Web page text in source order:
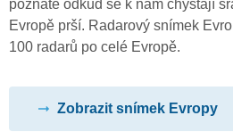
poznáte odkud se k nám chystají
Evropě prší. Radarový snímek
100 radarů po celé Evropě.
Zobrazit snímek Evropy